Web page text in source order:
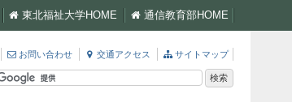
東北福祉大学HOME 通信教育部HOME
お問い合わせ 交通アクセス サイトマップ